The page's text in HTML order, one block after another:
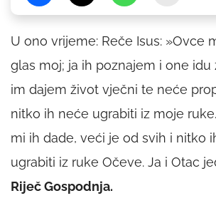
U ono vrijeme: Reče Isus: »Ovce
glas moj; ja ih poznajem i one idu
im dajem život vječni te neće
nitko ih neće ugrabiti iz moje
mi ih dade, veći je od svih i nitko
ugrabiti iz ruke Očeve. Ja i Otac
Riječ Gospodnja.